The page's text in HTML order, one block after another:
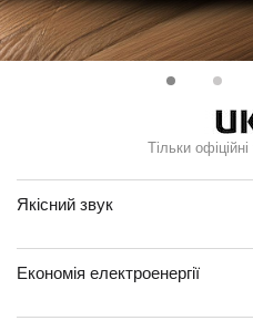
Тільки
Якісний звук
Економія електроенергії